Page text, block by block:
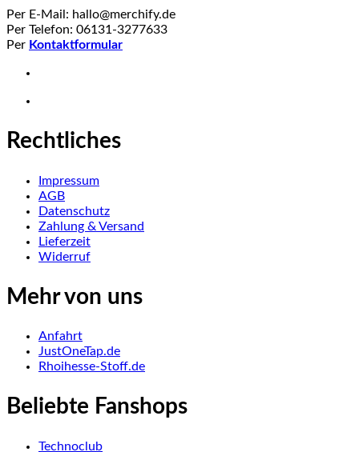
Per E-Mail: hallo@merchify.de
Per Telefon: 06131-3277633
Per Kontaktformular
Rechtliches
Impressum
AGB
Datenschutz
Zahlung & Versand
Lieferzeit
Widerruf
Mehr von uns
Anfahrt
JustOneTap.de
Rhoihesse-Stoff.de
Beliebte Fanshops
Technoclub